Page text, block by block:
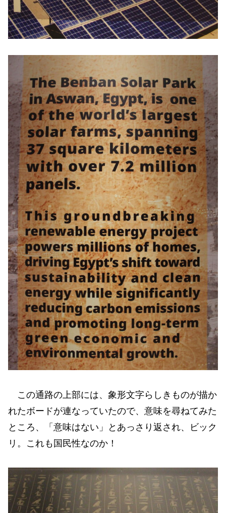
この通路の上部には、象形文字らしきものが描か
れたボードが連なっていたので、意味を尋ねてみた
ところ、「意味はない」とあっさり返され、ビック
リ。これも国民性なのか！